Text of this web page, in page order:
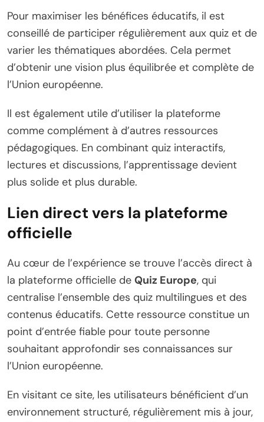
Pour maximiser les bénéfices éducatifs, il est
conseillé de participer régulièrement aux quiz et de
varier les thématiques abordées. Cela permet
d’obtenir une vision plus équilibrée et complète de
l’Union européenne.
Il est également utile d’utiliser la plateforme
comme complément à d’autres ressources
pédagogiques. En combinant quiz interactifs,
lectures et discussions, l’apprentissage devient
plus solide et plus durable.
Lien direct vers la plateforme
officielle
Au cœur de l’expérience se trouve l’accès direct à
la plateforme officielle de Quiz Europe, qui
centralise l’ensemble des quiz multilingues et des
contenus éducatifs. Cette ressource constitue un
point d’entrée fiable pour toute personne
souhaitant approfondir ses connaissances sur
l’Union européenne.
En visitant ce site, les utilisateurs bénéficient d’un
environnement structuré, régulièrement mis à jour,